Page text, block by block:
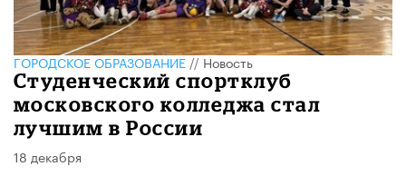
ГОРОДСКОЕ ОБРАЗОВАНИЕ//Новость
Студенческий спортклуб
московского колледжа стал
лучшим в России
18 декабря